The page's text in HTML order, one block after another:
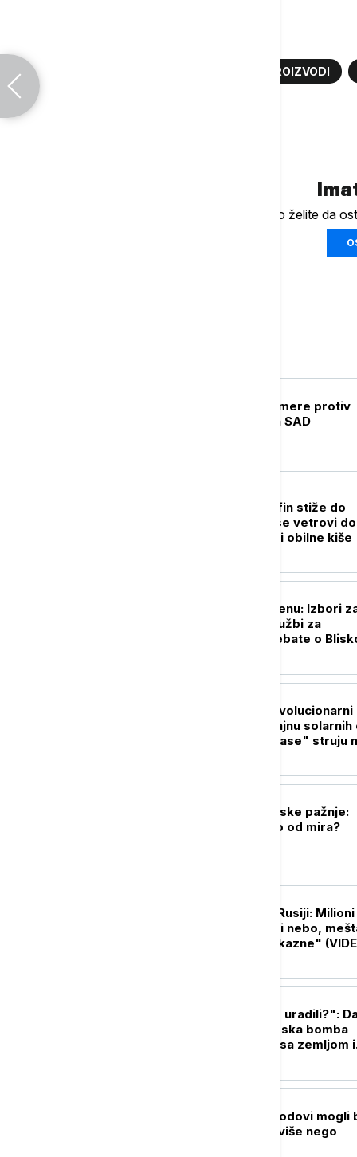
VEJP PROIZVODI
Ukoliko želite da
Kina uvodi kontramere protiv
restriktivnih mera SAD
Snažan tajfun Delfin stiže do
Japana: Očekuju se vetrovi
kilometara na sat i obilne kiše
Kampanja u Mičigenu: Izbori
Senat između optužbi za
antisemitizam i debate o
Kosmički ples: Revolucionarni
snimci otkrivaju tajnu solarnih
koje mogu da "ugase" struju
Gaza u senci svetske pažnje:
Koliko smo daleko od mira?
Biblijske scene u Rusiji: Milioni
skakavaca prekrili nebo,
strahu od "božje kazne"
"Bože, šta smo to uradili?":
kada je prva atomska bomba
sravnila Hirošimu sa zemljom i
Trampovi vojni brodovi mogli
koštaju 50 odsto više nego